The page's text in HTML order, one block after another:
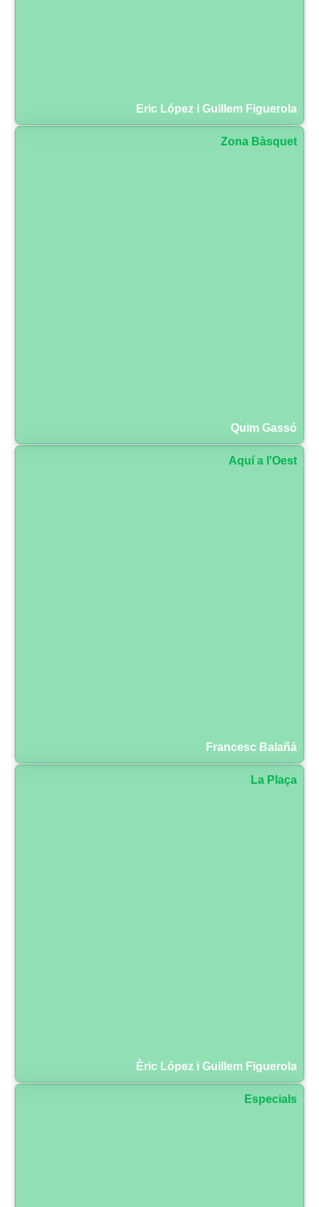
Eric López i Guillem Figuerola
Zona Bàsquet
Quim Gassó
Aquí a l'Oest
Francesc Balañá
La Plaça
Èric López i Guillem Figuerola
Especials